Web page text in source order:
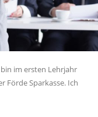
im ersten Lehrjahr
Förde Sparkasse. Ich